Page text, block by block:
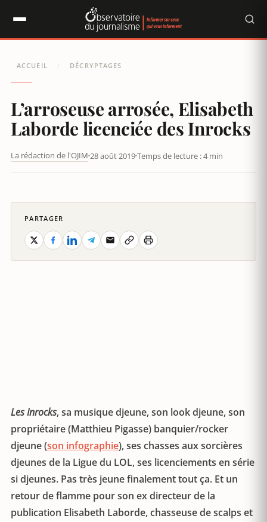
ACCUEIL / DÉCRYPTAGES
L’arroseuse arrosée, Elisabeth
Laborde licenciée des Inrocks
La rédaction de l'OJIM 28 août 2019Temps de lecture : 4 min
Les Inrocks, sa musique djeune, son look djeune, son
propriétaire (Matthieu Pigasse) banquier/rocker
djeune (son infographie), ses chasses aux sorcières
djeunes de la Ligue du LOL, ses licenciements en série
si djeunes. Pas très jeune finalement tout ça. Et un
retour de flamme pour son ex directeur de la
publication Elisabeth Laborde, chasseuse de scalps et
PARTAGER
Panneau de gestion des cookies